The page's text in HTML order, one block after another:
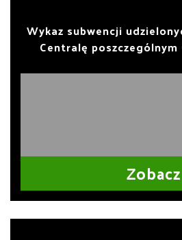
Wykaz subwencji
Centralę poszczególnym
Zobacz